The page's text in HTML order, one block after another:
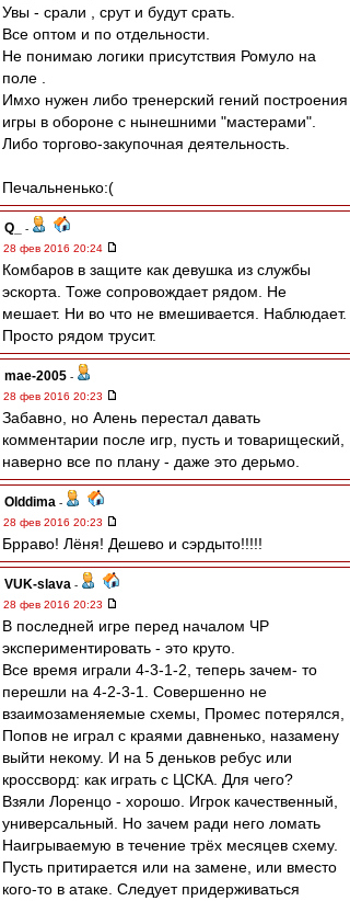
Увы - срали , срут и будут срать.
Все оптом и по отдельности.
Не понимаю логики присутствия Ромуло на
поле .
Имхо нужен либо тренерский гений построения
игры в обороне с нынешними "мастерами".
Либо торгово-закупочная деятельность.
Печальненько:(
Q_
-
28 фев 2016 20:24
Комбаров в защите как девушка из службы
эскорта. Тоже сопровождает рядом. Не
мешает. Ни во что не вмешивается. Наблюдает.
Просто рядом трусит.
mae-2005 -
28 фев 2016 20:23
Забавно, но Алень перестал давать
комментарии после игр, пусть и товарищеский,
наверно все по плану - даже это дерьмо.
Olddima -
28 фев 2016 20:23
Брраво! Лёня! Дешево и сэрдыто!!!!!
VUK-slava -
28 фев 2016 20:23
В последней игре перед началом ЧР
экспериментировать - это круто.
Все время играли 4-3-1-2, теперь зачем- то
перешли на 4-2-3-1. Совершенно не
взаимозаменяемые схемы, Промес потерялся,
Попов не играл с краями давненько, назамену
выйти некому. И на 5 деньков ребус или
кроссворд: как играть с ЦСКА. Для чего?
Взяли Лоренцо - хорошо. Игрок качественный,
универсальный. Но зачем ради него ломать
Наигрываемую в течение трёх месяцев схему.
Пусть притирается или на замене, или вместо
кого-то в атаке. Следует придерживаться